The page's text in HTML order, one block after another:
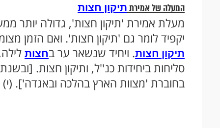
המעלה של אמירתתיקון חצות
מעלת אמירת 'תיקון חצות', גדולה יותר
יקפיד לומר גם 'תיקון חצות'. ואם הזמן
תיקון חצות. ויחיד שנשאר ער בחצות
סליחות ביחידות כנ''ל, ותיקון חצות.
בחוברת 'מצוות הארץ בהלכה ובאגדה']. (י)